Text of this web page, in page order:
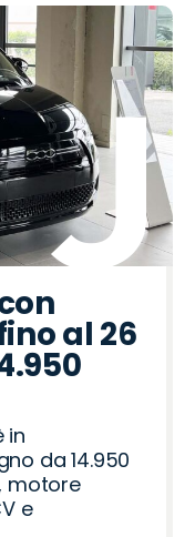
al 26
in
da 14.950
motore
e